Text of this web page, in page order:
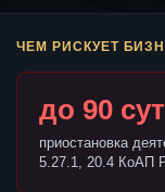
ЧЕМ РИСКУЕТ
до 90
приостановка
5.27.1, 20.4 КоАП